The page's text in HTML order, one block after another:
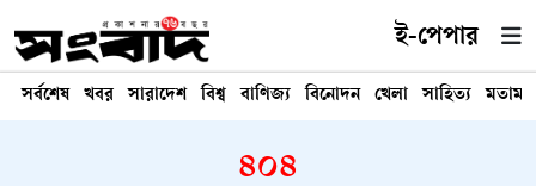
ই-পেপার
সর্বশেষ খবর সারাদেশ বিশ্ব বাণিজ্য বিনোদন খেলা সাহিত্য মতামত
৪০৪